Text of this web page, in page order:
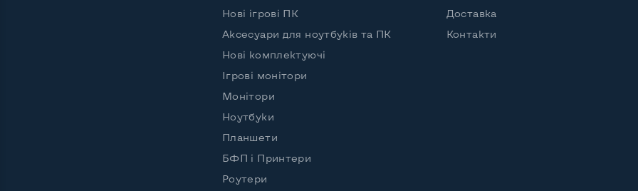
Нові ігрові ПК
Аксесуари для ноутбуків та ПК
Нові комплектуючі
Ігрові монітори
Монітори
Ноутбуки
Планшети
БФП і Принтери
Роутери
Доставка
Контакти